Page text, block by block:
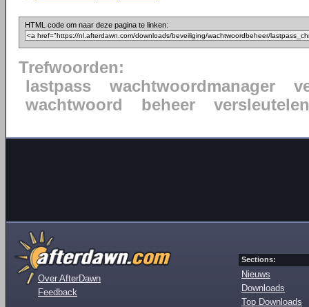
HTML code om naar deze pagina te linken:
Trefwoorden:
lastpass
wachtwoordmanager
wachtwoord
beheer versleutelen
Over AfterDawn
Feedback
Sections:
Nieuws
Downloads
Top Downloads